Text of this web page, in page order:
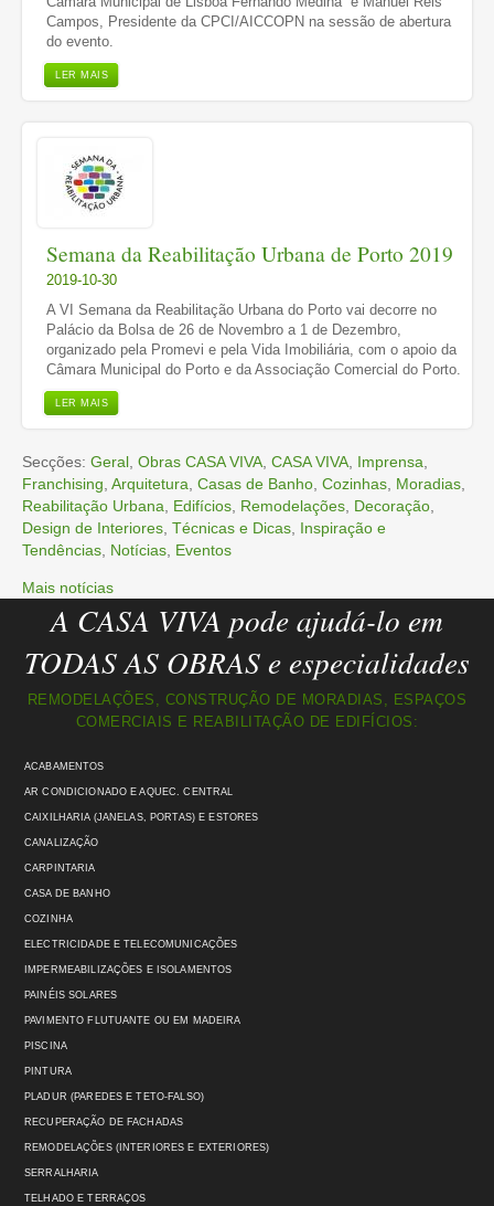
Campos, Presidente da CPCI/AICCOPN na sessão de abertura
do evento.
LER MAIS
Semana da Reabilitação Urbana de Porto 2019
2019-10-30
A VI Semana da Reabilitação Urbana do Porto vai decorre no
Palácio da Bolsa de 26 de Novembro a 1 de Dezembro,
organizado pela Promevi e pela Vida Imobiliária, com o apoio da
Câmara Municipal do Porto e da Associação Comercial do Porto.
LER MAIS
Secções: Geral Obras CASA VIVA CASA VIVA Imprensa
Franchising Arquitetura Casas de Banho Cozinhas Moradias
Reabilitação Urbana
Edifícios Remodelações Decoração
Design de Interiores Técnicas e Dicas Inspiração e
Tendências Notícias Eventos
Mais notícias
A CASA VIVA pode ajudá-lo em
TODAS AS OBRAS e especialidades
REMODELAÇÕES, CONSTRUÇÃO DE MORADIAS, ESPAÇOS
COMERCIAIS E REABILITAÇÃO DE EDIFÍCIOS:
ACABAMENTOS
AR CONDICIONADO E AQUEC. CENTRAL
CAIXILHARIA (JANELAS, PORTAS) E ESTORES
CANALIZAÇÃO
CARPINTARIA
CASA DE BANHO
COZINHA
ELECTRICIDADE E TELECOMUNICAÇÕES
IMPERMEABILIZAÇÕES E ISOLAMENTOS
PAINÉIS SOLARES
PAVIMENTO FLUTUANTE OU EM MADEIRA
PISCINA
PINTURA
PLADUR (PAREDES E TETO-FALSO)
RECUPERAÇÃO DE FACHADAS
REMODELAÇÕES (INTERIORES E EXTERIORES)
SERRALHARIA
TELHADO E TERRAÇOS